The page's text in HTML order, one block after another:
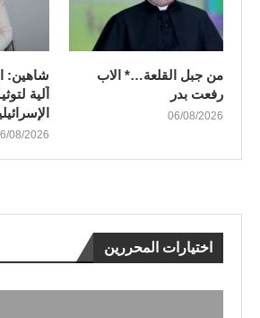
من جبل القلعة…* الاب
رفعت بدر
06/08/2026
شاهين:
آلية
08/2026
اختيارات المحررين